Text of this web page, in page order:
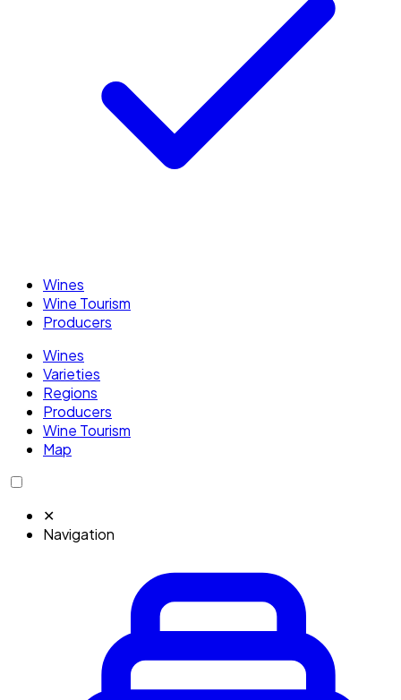
Wines
Wine Tourism
Producers
Wines
Varieties
Regions
Producers
Wine Tourism
Map
✕
Navigation